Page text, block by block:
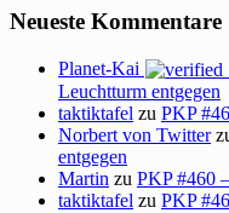
Neueste Kommentare
Planet-Kai
Leuchtturm entgegen
taktiktafel zu PKP
Norbert von Twitter
entgegen
Martin zu PKP #460
taktiktafel zu PKP